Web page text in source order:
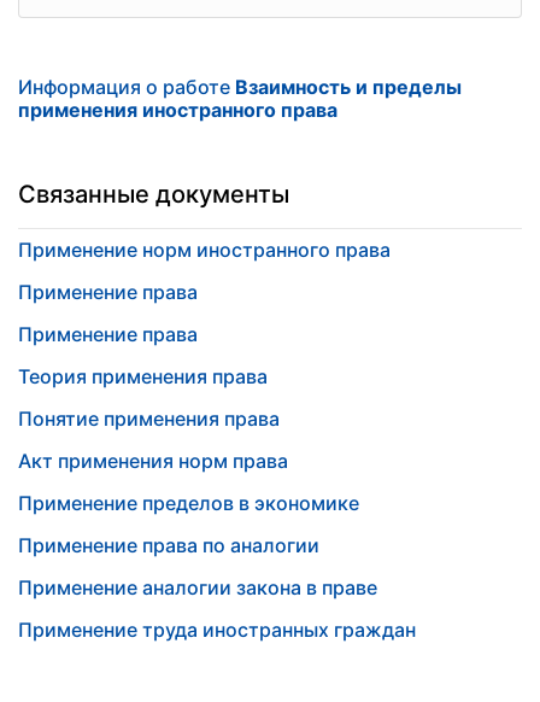
Информация о работе Взаимность и пределы
применения иностранного права
Связанные документы
Применение норм иностранного права
Применение права
Применение права
Теория применения права
Понятие применения права
Акт применения норм права
Применение пределов в экономике
Применение права по аналогии
Применение аналогии закона в праве
Применение труда иностранных граждан